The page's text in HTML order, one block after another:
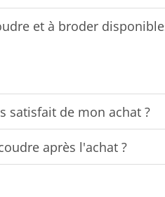
et à broder
satisfait de mon achat ?
après l'achat ?